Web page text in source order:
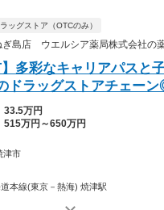
ラッグストア（OTCのみ）
ぎ島店 ウエルシア薬局株式会社の
】多彩なキャリアパスと
ドラッグストアチェー
33.5万円
515万円～650万円
津市
道本線(東京－熱海) 焼津駅